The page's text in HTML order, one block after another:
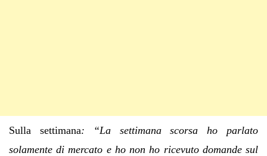
Sulla settimana: “La settimana scorsa ho parlato
solamente di mercato e ho non ho ricevuto domande sul